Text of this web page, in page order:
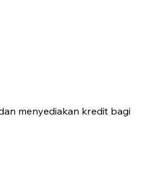
menyediakan kredit bagi